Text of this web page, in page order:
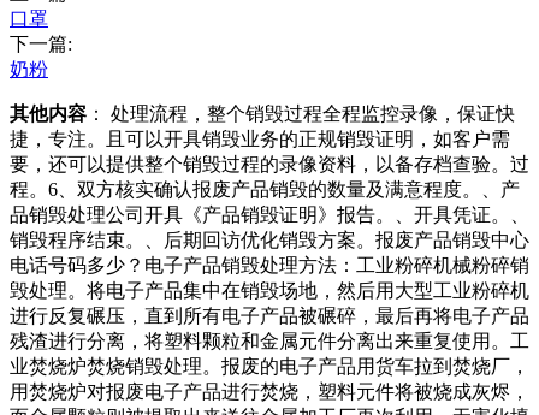
口罩
下一篇:
奶粉
其他内容 ： 处理流程，整个销毁过程全程监控录像，保证快
捷，专注。且可以开具销毁业务的正规销毁证明，如客户需
要，还可以提供整个销毁过程的录像资料，以备存档查验。过
程。6、双方核实确认报废产品销毁的数量及满意程度。、产
品销毁处理公司开具《产品销毁证明》报告。、开具凭证。、
销毁程序结束。、后期回访优化销毁方案。报废产品销毁中心
电话号码多少？电子产品销毁处理方法：工业粉碎机械粉碎销
毁处理。将电子产品集中在销毁场地，然后用大型工业粉碎机
进行反复碾压，直到所有电子产品被碾碎，最后再将电子产品
残渣进行分离，将塑料颗粒和金属元件分离出来重复使用。工
业焚烧炉焚烧销毁处理。报废的电子产品用货车拉到焚烧厂，
用焚烧炉对报废电子产品进行焚烧，塑料元件将被烧成灰烬，